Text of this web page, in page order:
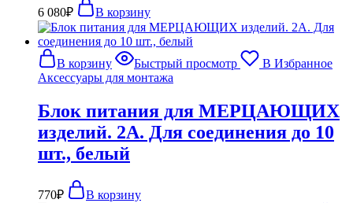
6 080₽ В корзину
В корзину Быстрый просмотр
В Избранное
Аксессуары для монтажа
Блок питания для МЕРЦАЮЩИХ
изделий. 2А. Для соединения до 10
шт., белый
770₽ В корзину